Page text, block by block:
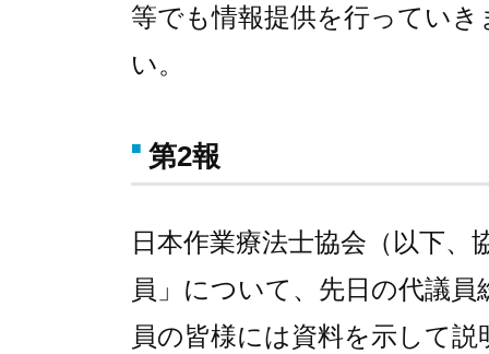
等でも情報提供を行ってい
い。
第2報
日本作業療法士協会（以下、
員」について、先日の代議
員の皆様には資料を示して